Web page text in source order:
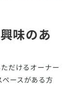
味のあ
だけるオーナー
ースがある方